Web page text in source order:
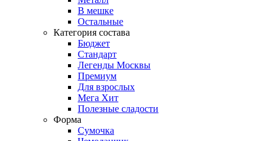
В мешке
Остальные
Категория состава
Бюджет
Стандарт
Легенды Москвы
Премиум
Для взрослых
Мега Хит
Полезные сладости
Форма
Сумочка